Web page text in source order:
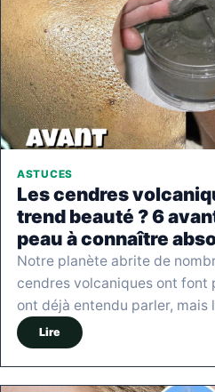
ASTUCES
Les cendres
trend beauté ? 6
peau à connaître
Notre planète abrite de
cendres volcaniques ont font
ont déjà entendu parler,
Lire